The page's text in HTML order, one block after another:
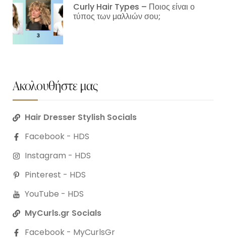
Curly Hair Types – Ποιος είναι ο
τύπος των μαλλιών σου;
Ακολουθήστε μας
Hair Dresser Stylish Socials
Facebook - HDS
Instagram - HDS
Pinterest - HDS
YouTube - HDS
MyCurls.gr Socials
Facebook - MyCurlsGr